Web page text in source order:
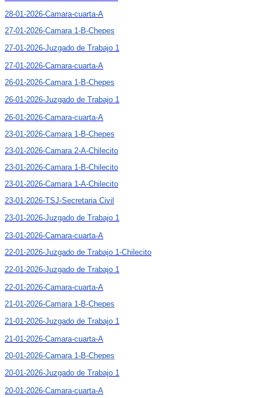
28-01-2026-Camara-cuarta-A
27-01-2026-Camara 1-B-Chepes
27-01-2026-Juzgado de Trabajo 1
27-01-2026-Camara-cuarta-A
26-01-2026-Camara 1-B-Chepes
26-01-2026-Juzgado de Trabajo 1
26-01-2026-Camara-cuarta-A
23-01-2026-Camara 1-B-Chepes
23-01-2026-Camara 2-A-Chilecito
23-01-2026-Camara 1-B-Chilecito
23-01-2026-Camara 1-A-Chilecito
23-01-2026-TSJ-Secretaria Civil
23-01-2026-Juzgado de Trabajo 1
23-01-2026-Camara-cuarta-A
22-01-2026-Juzgado de Trabajo 1-Chilecito
22-01-2026-Juzgado de Trabajo 1
22-01-2026-Camara-cuarta-A
21-01-2026-Camara 1-B-Chepes
21-01-2026-Juzgado de Trabajo 1
21-01-2026-Camara-cuarta-A
20-01-2026-Camara 1-B-Chepes
20-01-2026-Juzgado de Trabajo 1
20-01-2026-Camara-cuarta-A